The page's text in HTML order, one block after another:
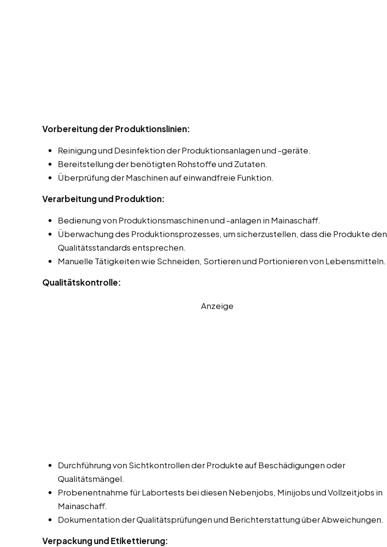
Vorbereitung der Produktionslinien:
Reinigung und Desinfektion der Produktionsanlagen und -geräte.
Bereitstellung der benötigten Rohstoffe und Zutaten.
Überprüfung der Maschinen auf einwandfreie Funktion.
Verarbeitung und Produktion:
Bedienung von Produktionsmaschinen und -anlagen in Mainaschaff.
Überwachung des Produktionsprozesses, um sicherzustellen, dass die Produkte den
Qualitätsstandards entsprechen.
Manuelle Tätigkeiten wie Schneiden, Sortieren und Portionieren von Lebensmitteln.
Qualitätskontrolle:
Anzeige
Durchführung von Sichtkontrollen der Produkte auf Beschädigungen oder
Qualitätsmängel.
Probenentnahme für Labortests bei diesen Nebenjobs, Minijobs und Vollzeitjobs in
Mainaschaff.
Dokumentation der Qualitätsprüfungen und Berichterstattung über Abweichungen.
Verpackung und Etikettierung: